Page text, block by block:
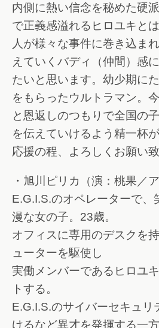
内側に熱い信念を秘めた硬
で正義感溢れるヒロユキと
人が様々な事件に巻き込ま
えていくバディ（仲間）感
たいと思います。幼少期に
をもらったウルトラマン。
と恩返しのつもりで全国の
を伝えていけるよう精一杯
応援の程、よろしくお願い致
・旭川ピリカ（演：桃果／
E.G.I.S.のオペレーターで、
漫な女の子。23歳。
オフィスに専用のデスクを
ューターを駆使し
実働メンバーであるヒロユ
トする。
E.G.I.S.のサイバーセキュリ
けるなど異才を発揮する一